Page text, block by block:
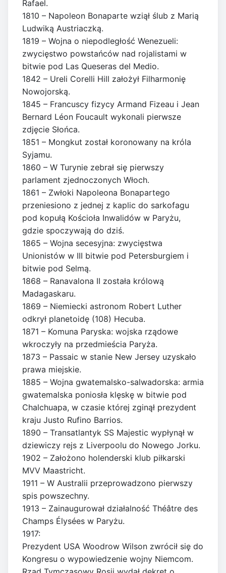
Rafael.
1810 – Napoleon Bonaparte wziął ślub z Marią
Ludwiką Austriaczką.
1819 – Wojna o niepodległość Wenezueli:
zwycięstwo powstańców nad rojalistami w
bitwie pod Las Queseras del Medio.
1842 – Ureli Corelli Hill założył Filharmonię
Nowojorską.
1845 – Francuscy fizycy Armand Fizeau i Jean
Bernard Léon Foucault wykonali pierwsze
zdjęcie Słońca.
1851 – Mongkut został koronowany na króla
Syjamu.
1860 – W Turynie zebrał się pierwszy
parlament zjednoczonych Włoch.
1861 – Zwłoki Napoleona Bonapartego
przeniesiono z jednej z kaplic do sarkofagu
pod kopułą Kościoła Inwalidów w Paryżu,
gdzie spoczywają do dziś.
1865 – Wojna secesyjna: zwycięstwa
Unionistów w III bitwie pod Petersburgiem i
bitwie pod Selmą.
1868 – Ranavalona II została królową
Madagaskaru.
1869 – Niemiecki astronom Robert Luther
odkrył planetoidę (108) Hecuba.
1871 – Komuna Paryska: wojska rządowe
wkroczyły na przedmieścia Paryża.
1873 – Passaic w stanie New Jersey uzyskało
prawa miejskie.
1885 – Wojna gwatemalsko-salwadorska: armia
gwatemalska poniosła klęskę w bitwie pod
Chalchuapa, w czasie której zginął prezydent
kraju Justo Rufino Barrios.
1890 – Transatlantyk SS Majestic wypłynął w
dziewiczy rejs z Liverpoolu do Nowego Jorku.
1902 – Założono holenderski klub piłkarski
MVV Maastricht.
1911 – W Australii przeprowadzono pierwszy
spis powszechny.
1913 – Zainaugurował działalność Théâtre des
Champs Élysées w Paryżu.
1917:
Prezydent USA Woodrow Wilson zwrócił się do
Kongresu o wypowiedzenie wojny Niemcom.